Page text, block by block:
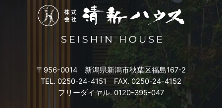
2023年8月
2023年6月
〒956-0014 新潟県新潟市秋葉区福島167-2
TEL. 0250-24-4151 FAX. 0250-24-4152
フリーダイヤル. 0120-395-047